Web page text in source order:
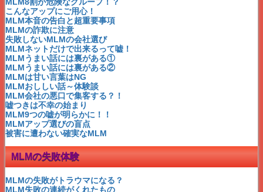
参加時の理想的ポジション①
成功脳でネットビジネス！
MLMザマイラ芸能人に人気
アンソニーロビンズ
MLMケイエスビー=魂の絆
権利収入は〇〇で作る時代！
月収50万の生保シンママ
只今MLM恋人募集中❤
イチローからのメッセージ
シンママの権利収入大作戦！
シンママに収入２択問題発生？
どちらの収入を選ぶ？
MLM口コミ禁止？ハーフ＆ハーフは？
木村佳乃のCMで有名なMLMアルソア
マイナスオーラ飛んでけ～！MLM
必見！ロバートキヨサキ
ESBIクワドラント～唯一の方法②
ESBIクワドラント～唯一の方法①
MLMアジェルは脇本氏が有名
ハワイまで自転車で行くつもり？②
こんなアップにご用心！
MLM本音の告白と超重要事項
MLMの詐欺に注意
失敗しないMLMの会社選び
MLMネットだけで出来るって嘘！
MLMうまい話には裏がある①
MLMうまい話には裏がある②
MLMは甘い言葉はNG
MLMおししい話～体験談
MLM会社の悪口で集客する？！
嘘つきは不幸の始まり
MLM9つの嘘が明らかに！！
MLMアップ選びの盲点
被害に遭わない確実なMLM
MLMの失敗体験
MLMの失敗がトラウマになる？
MLM失敗の連続がくれたもの